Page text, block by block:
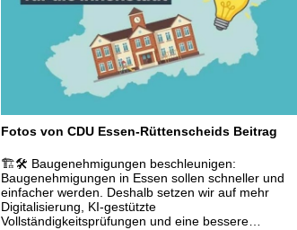
Fotos von CDU Essen-Rüttenscheids Beitrag
🏗️🛠️ Baugenehmigungen beschleunigen:
Baugenehmigungen in Essen sollen schneller und
einfacher werden. Deshalb setzen wir auf mehr
Digitalisierung, KI-gestützte
Vollständigkeitsprüfungen und eine bessere